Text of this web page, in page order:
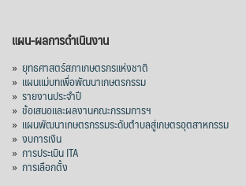
แผน-ผลการดำเนินงาน
» ยุทธศาสตร์สภาเกษตรกรแห่งชาติ
» แผนแม่บทเพื่อพัฒนาเกษตรกรรม
» รายงานประจำปี
» ข้อเสนอและผลงานคณะกรรมการฯ
» แผนพัฒนาเกษตรกรรมระดับตำบลสู่เกษตรอุตสาหกรรม
» งบการเงิน
» การประเมิน ITA
» การเลือกตั้ง